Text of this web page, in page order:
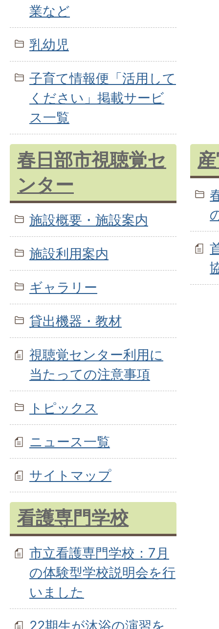
業など
乳幼児
子育て情報便「活用して
ください」掲載サービ
ス一覧
春日部市視聴覚セ
ンター
施設概要・施設案内
施設利用案内
ギャラリー
貸出機器・教材
視聴覚センター利用に
当たっての注意事項
トピックス
ニュース一覧
サイトマップ
看護専門学校
市立看護専門学校：7月
の体験型学校説明会を行
いました